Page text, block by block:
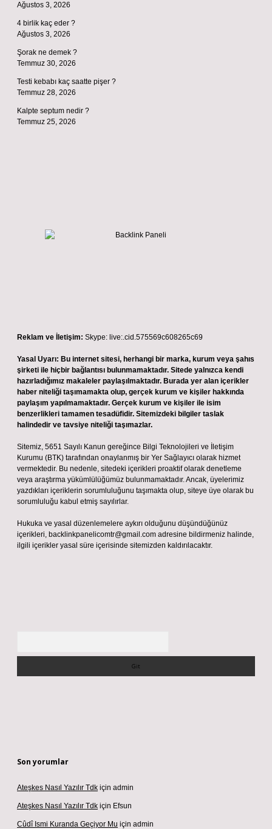
Ağustos 3, 2026
4 birlik kaç eder ?
Ağustos 3, 2026
Şorak ne demek ?
Temmuz 30, 2026
Testi kebabı kaç saatte pişer ?
Temmuz 28, 2026
Kalpte septum nedir ?
Temmuz 25, 2026
Reklam ve İletişim: Skype: live:.cid.575569c608265c69
Yasal Uyarı: Bu internet sitesi, herhangi bir marka, kurum veya şahıs
şirketi ile hiçbir bağlantısı bulunmamaktadır. Sitede yalnızca kendi
hazırladığımız makaleler paylaşılmaktadır. Burada yer alan içerikler
haber niteliği taşımamakta olup, gerçek kurum ve kişiler hakkında
paylaşım yapılmamaktadır. Gerçek kurum ve kişiler ile isim
benzerlikleri tamamen tesadüfidir. Sitemizdeki bilgiler taslak
halindedir ve tavsiye niteliği taşımazlar.
Sitemiz, 5651 Sayılı Kanun gereğince Bilgi Teknolojileri ve İletişim
Kurumu (BTK) tarafından onaylanmış bir Yer Sağlayıcı olarak hizmet
vermektedir. Bu nedenle, sitedeki içerikleri proaktif olarak denetleme
veya araştırma yükümlülüğümüz bulunmamaktadır. Ancak, üyelerimiz
yazdıkları içeriklerin sorumluluğunu taşımakta olup, siteye üye olarak bu
sorumluluğu kabul etmiş sayılırlar.
Hukuka ve yasal düzenlemelere aykırı olduğunu düşündüğünüz
içerikleri, backlinkpanelicomtr@gmail.com adresine bildirmeniz halinde,
ilgili içerikler yasal süre içerisinde sitemizden kaldırılacaktır.
Son yorumlar
Ateşkes Nasıl Yazılır Tdk için admin
Ateşkes Nasıl Yazılır Tdk için Efsun
Cûdî Ismi Kuranda Geçiyor Mu için admin